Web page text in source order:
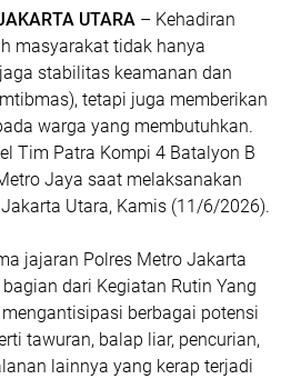
UTARA – Kehadiran
masyarakat tidak hanya
stabilitas keamanan dan
tetapi juga memberikan
warga yang membutuhkan.
Tim Patra Kompi 4 Batalyon B
Jaya saat melaksanakan
Utara, Kamis (11/6/2026).
jajaran Polres Metro Jakarta
dari Kegiatan Rutin Yang
berbagai potensi
tawuran, balap liar, pencurian,
lainnya yang kerap terjadi